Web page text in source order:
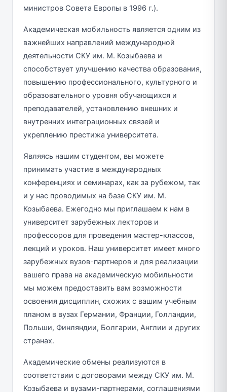
министров Совета Европы в 1996 г.).
Академическая мобильность является одним из
важнейших направлений международной
деятельности СКУ им. М. Козыбаева и
способствует улучшению качества образования,
повышению профессионального, культурного и
образовательного уровня обучающихся и
преподавателей, установлению внешних и
внутренних интеграционных связей и
укреплению престижа университета.
Являясь нашим студентом, вы можете
принимать участие в международных
конференциях и семинарах, как за рубежом, так
и у нас проводимых на базе СКУ им. М.
Козыбаева. Ежегодно мы приглашаем к нам в
университет зарубежных лекторов и
профессоров для проведения мастер-классов,
лекций и уроков. Наш университет имеет много
зарубежных вузов-партнеров и для реализации
вашего права на академическую мобильности
мы можем предоставить вам возможности
освоения дисциплин, схожих с вашим учебным
планом в вузах Германии, Франции, Голландии,
Польши, Финляндии, Болгарии, Англии и других
странах.
Академические обмены реализуются в
соответствии с договорами между СКУ им. М.
Козыбаева и вузами-партнерами, соглашениями